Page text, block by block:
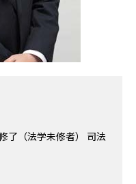
了（法学未修者） 司法